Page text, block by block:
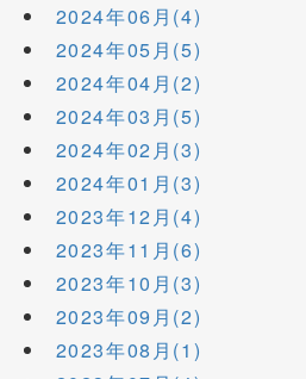
2024年06月(4)
2024年05月(5)
2024年04月(2)
2024年03月(5)
2024年02月(3)
2024年01月(3)
2023年12月(4)
2023年11月(6)
2023年10月(3)
2023年09月(2)
2023年08月(1)